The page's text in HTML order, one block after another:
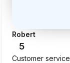
Robert
5
Customer